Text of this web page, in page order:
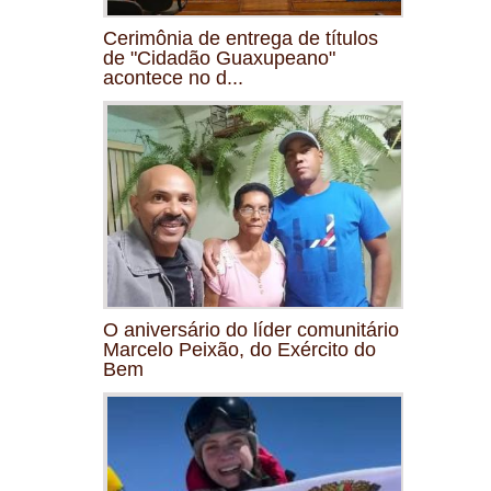
Cerimônia de entrega de títulos
de "Cidadão Guaxupeano"
acontece no d...
O aniversário do líder comunitário
Marcelo Peixão, do Exército do
Bem